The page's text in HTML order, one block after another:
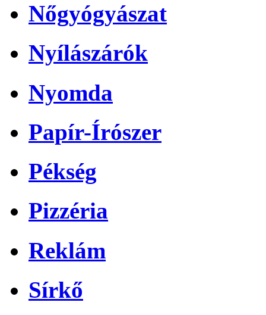
Nőgyógyászat
Nyílászárók
Nyomda
Papír-Írószer
Pékség
Pizzéria
Reklám
Sírkő